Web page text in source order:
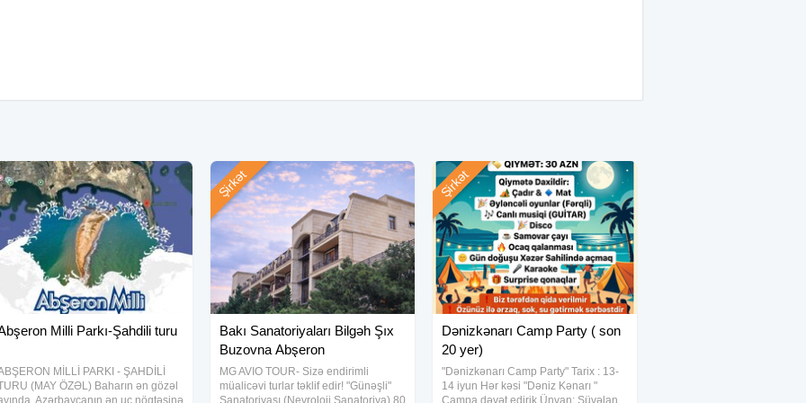
oyunlar
sortları, çeşidlər
qoşulmağı xoşlayan
olanlar üçün tur tövsiyə
Milli Parkı-Şahdili turu
MİLLİ PARKI - ŞAHDİLİ
(MAY ÖZƏL) Baharın ən gözəl
Bakı Sanatoriyaları Bilgəh Şıx
Buzovna Abşeron
MG AVIO TOUR- Sizə endirimli
müalicəvi turlar təklif edir! "Günəşli"
Şirkət
Dənizkənarı Camp Party ( son
20 yer)
"Dənizkənarı Camp Party" Tarix : 13-
14 iyun Hər kəsi "Dəniz Kənarı "
Şirkət